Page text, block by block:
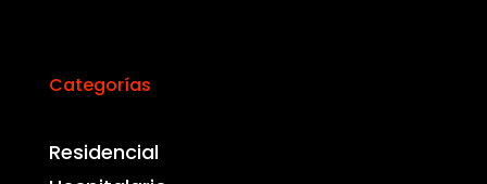
Categorías
Residencial